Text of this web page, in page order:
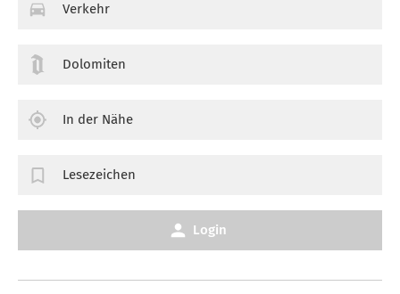
Verkehr
Dolomiten
In der Nähe
Lesezeichen
Login